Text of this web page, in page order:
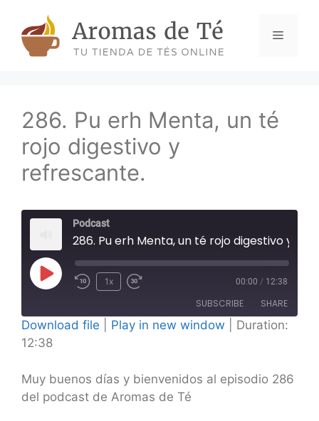
content
Menu
286. Pu erh Menta, un té
rojo digestivo y
refrescante.
Podcast
Play
1x 00:00 / 12:38
SUBSCRIBE SHARE
SHARE
LINK
EMBED
Download file Play in new window
Duration:
12:38
Muy buenos días y bienvenidos al episodio 286
del podcast de Aromas de Té